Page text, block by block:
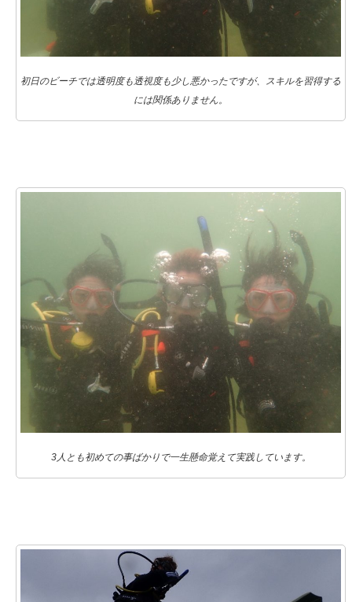
初日のビーチでは透明度も透視度も少し悪かったですが、スキルを習得する
には関係ありません。
3人とも初めての事ばかりで一生懸命覚えて実践しています。